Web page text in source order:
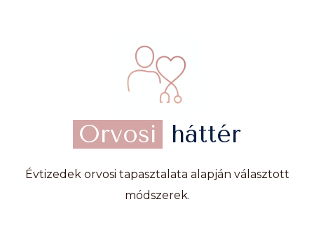
Orvosi háttér
Évtizedek orvosi tapasztalata alapján választott
módszerek.